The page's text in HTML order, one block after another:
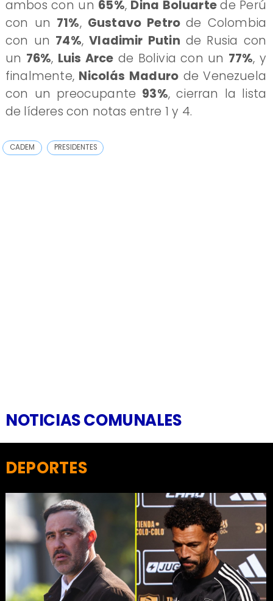
ambos con un 65%, Dina Boluartede Perú
con un 71%, Gustavo Petrode Colombia
con un 74%,Vladimir Putin de Rusia con
un 76%, Luis Arce de Bolivia con un 77%, y
finalmente, Nicolás Maduro de Venezuela
con un preocupante 93%, cierran la lista
de líderes con notas entre 1 y 4.
CADEM PRESIDENTES
NOTICIAS COMUNALES
DEPORTES